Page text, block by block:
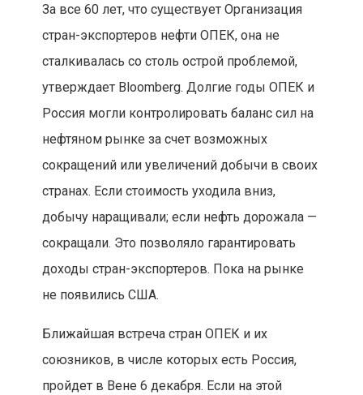
За все 60 лет, что существует Организация
стран-экспортеров нефти ОПЕК, она не
сталкивалась со столь острой проблемой,
утверждает Bloomberg. Долгие годы ОПЕК и
Россия могли контролировать баланс сил на
нефтяном рынке за счет возможных
сокращений или увеличений добычи в своих
странах. Если стоимость уходила вниз,
добычу наращивали; если нефть дорожала —
сокращали. Это позволяло гарантировать
доходы стран-экспортеров. Пока на рынке
не появились США.
Ближайшая встреча стран ОПЕК и их
союзников, в числе которых есть Россия,
пройдет в Вене 6 декабря. Если на этой